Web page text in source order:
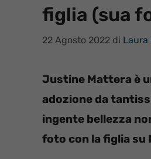
figlia (sua
22 Agosto 2022 di Laura
Justine Mattera è
adozione da
ingente bellezza
foto con la figlia su